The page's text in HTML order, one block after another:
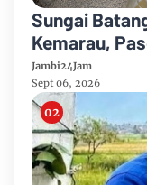
Sungai
Kemarau,
Mayang Jambi
Jambi24Jam
Sept 06, 2026